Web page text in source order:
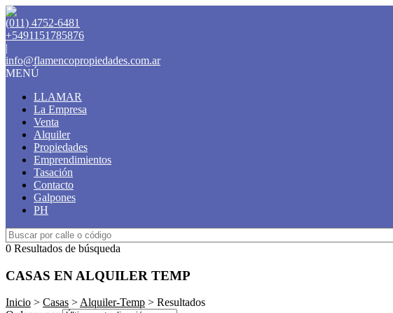
(011) 4752-6481
+5491151785876
|
info@flamencopropiedades.com.ar
MENÚ
LLAMAR
La Empresa
Venta
Alquiler
Propiedades
Emprendimientos
Tasación
Contacto
Galpones
PH
0 Resultados de búsqueda
CASAS EN ALQUILER TEMP
Inicio > Casas >Alquiler-Temp > Resultados